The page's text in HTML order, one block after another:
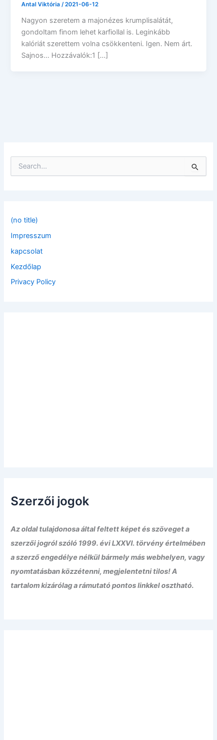
Antal Viktória /2021-06-12
Nagyon szeretem a majonézes krumplisalátát,
gondoltam finom lehet karfiollal is. Leginkább
kalóriát szerettem volna csökkenteni. Igen. Nem árt.
Sajnos… Hozzávalók:1 […]
f
r
:
(no title)
Impresszum
kapcsolat
Kezdőlap
Privacy Policy
Szerzői jogok
Az oldal tulajdonosa által feltett képet és szöveget a
szerzői jogról szóló 1999. évi LXXVI. törvény értelmében
a szerző engedélye nélkül bármely más webhelyen, vagy
nyomtatásban közzétenni, megjelentetni tilos! A
tartalom kizárólag a rámutató pontos linkkel osztható.